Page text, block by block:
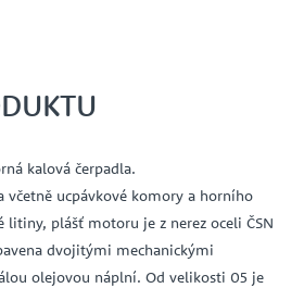
kalová čerpadla.
včetně ucpávkové komory a horního
litiny, plášť motoru je z nerez oceli ČSN
dvojitými mechanickými
olejovou náplní. Od velikosti 05 je